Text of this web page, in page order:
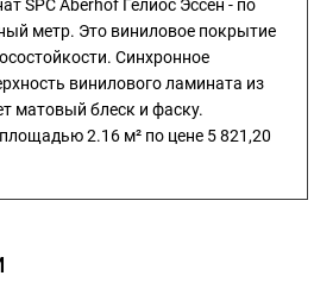
SPC Aberhof Гелиос Эссен - по
метр. Это виниловое покрытие
Синхронное
винилового ламината из
матовый блеск и фаску.
2.16 м² по цене 5 821,20